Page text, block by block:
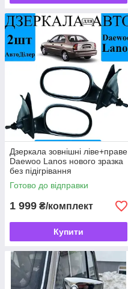
Дзеркала зовнішні ліве+праве
Daewoo Lanos нового зразка
без підігрівання
Готово до відправки
1 999 ₴/комплект
Купити